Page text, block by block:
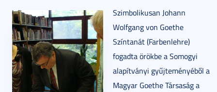
Szimbolikusan Johann
Wolfgang von Goethe
Színtanát (Farbenlehre)
fogadta örökbe a Somogyi
alapítványi gyűjteményéből a
Magyar Goethe Társaság a